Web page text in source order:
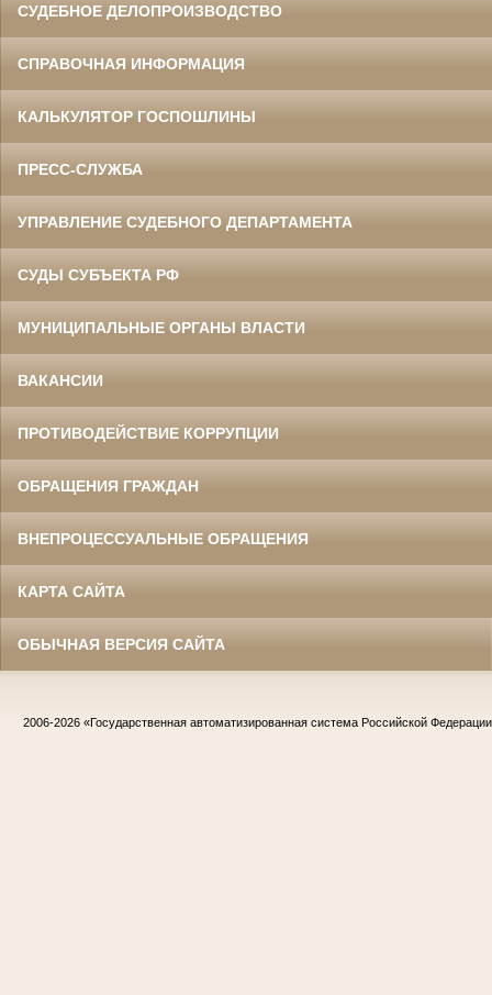
СУДЕБНОЕ ДЕЛОПРОИЗВОДСТВО
СПРАВОЧНАЯ ИНФОРМАЦИЯ
КАЛЬКУЛЯТОР ГОСПОШЛИНЫ
ПРЕСС-СЛУЖБА
УПРАВЛЕНИЕ СУДЕБНОГО ДЕПАРТАМЕНТА
СУДЫ СУБЪЕКТА РФ
МУНИЦИПАЛЬНЫЕ ОРГАНЫ ВЛАСТИ
ВАКАНСИИ
ПРОТИВОДЕЙСТВИЕ КОРРУПЦИИ
ОБРАЩЕНИЯ ГРАЖДАН
ВНЕПРОЦЕССУАЛЬНЫЕ ОБРАЩЕНИЯ
КАРТА САЙТА
ОБЫЧНАЯ ВЕРСИЯ САЙТА
2006-2026 «Государственная автоматизированная система Российской